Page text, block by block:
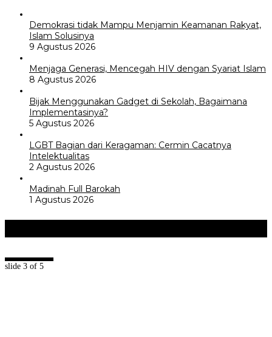
Demokrasi tidak Mampu Menjamin Keamanan Rakyat,
Islam Solusinya
9 Agustus 2026
Menjaga Generasi, Mencegah HIV dengan Syariat Islam
8 Agustus 2026
Bijak Menggunakan Gadget di Sekolah, Bagaimana
Implementasinya?
5 Agustus 2026
LGBT Bagian dari Keragaman: Cermin Cacatnya
Intelektualitas
2 Agustus 2026
Madinah Full Barokah
1 Agustus 2026
slide 3 of 5